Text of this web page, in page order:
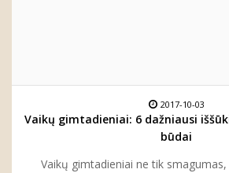
2017-10-03
Vaikų gimtadieniai: 6 dažniausi
būdai
Vaikų gimtadieniai ne tik